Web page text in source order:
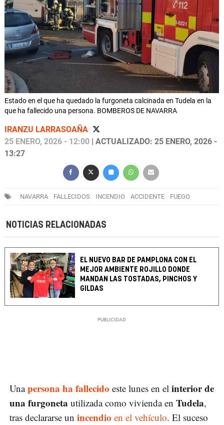
Estado en el que ha quedado la furgoneta calcinada en Tudela en la
que ha fallecido una persona. BOMBEROS DE NAVARRA
IRANZU LARRASOAÑA
25 ENERO, 2026 - 12:00 | ACTUALIZADO: 25 ENERO, 2026 -
13:27
NAVARRA FALLECIDOS INCENDIO ACCIDENTE FUEGO
NOTICIAS RELACIONADAS
EL NUEVO BAR DE PAMPLONA CON EL
MEJOR AMBIENTE ROJILLO DONDE
MANDAN LAS TOSTADAS, PINCHOS Y
GILDAS
Unapersona ha fallecido este lunes en el interior de
una furgoneta utilizada como vivienda en Tudela,
tras declararse un incendio en el vehículo. El suceso